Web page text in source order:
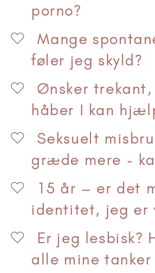
porno?
Mange
føler jeg skyld?
Ønsker
håber I kan
Seksuelt
græde mere -
15 år – er det
identitet, jeg er
Er jeg lesbisk?
alle mine